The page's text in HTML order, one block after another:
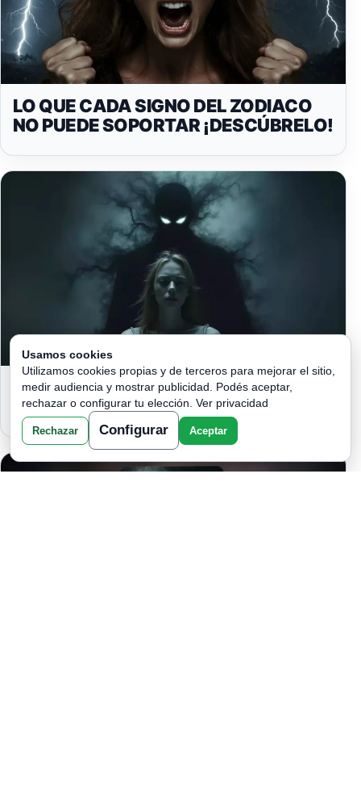
LO QUE CADA SIGNO DEL ZODIACO
NO PUEDE SOPORTAR ¡DESCÚBRELO!
LOS SIGNOS DEL ZODIACO QUE TE
ABSORBEN TUS ENERGIAS!
Usamos cookies
Utilizamos cookies propias y de terceros para mejorar el sitio,
medir audiencia y mostrar publicidad. Podés aceptar,
rechazar o configurar tu elección. Ver privacidad
Rechazar Configurar Aceptar